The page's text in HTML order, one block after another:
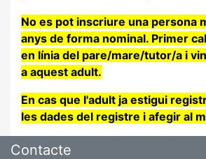
No es pot inscriure una persona
anys de forma nominal. Primer
en línia del pare/mare/tutor/a i
a aquest adult.
En cas que l'adult ja estigui
les dades del registre i afegir al
Contacte